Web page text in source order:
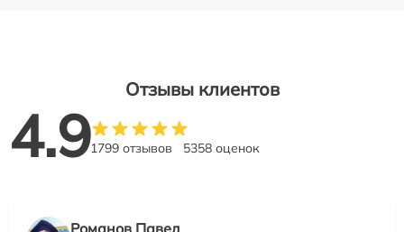
Отзывы клиентов
4.91799 отзывов 5358 оценок